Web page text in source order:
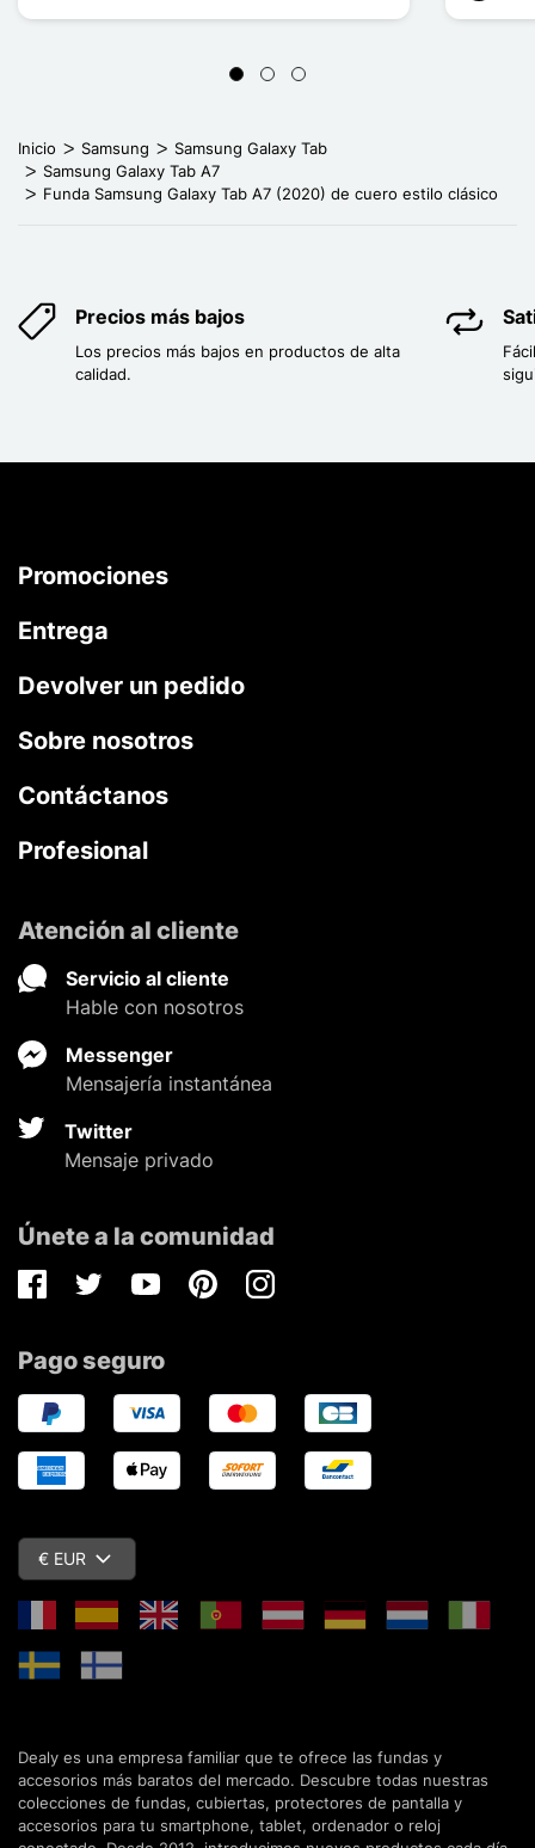
Inicio Samsung
Samsung Galaxy Tab
Samsung Galaxy Tab A7
Funda Samsung Galaxy Tab A7 (2020) de cuero estilo clásico
Precios más bajos
Los precios más bajos en productos de alta
calidad.
Promociones
Entrega
Devolver un pedido
Sobre nosotros
Contáctanos
Profesional
Atención al cliente
Servicio al cliente
Hable con nosotros
Messenger
Mensajería instantánea
Twitter
Mensaje privado
Únete a la comunidad
FacebookTwitterYoutubePinterestInstagram
Pago seguro
€ EUR
Dealy es una empresa familiar que te ofrece las fundas y
accesorios más baratos del mercado. Descubre todas nuestras
colecciones de fundas, cubiertas, protectores de pantalla y
accesorios para tu smartphone, tablet, ordenador o reloj